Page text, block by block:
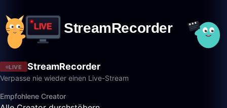
LIVE StreamRecorder
Verpasse nie wieder einen Live-Stream
Empfohlene Creator